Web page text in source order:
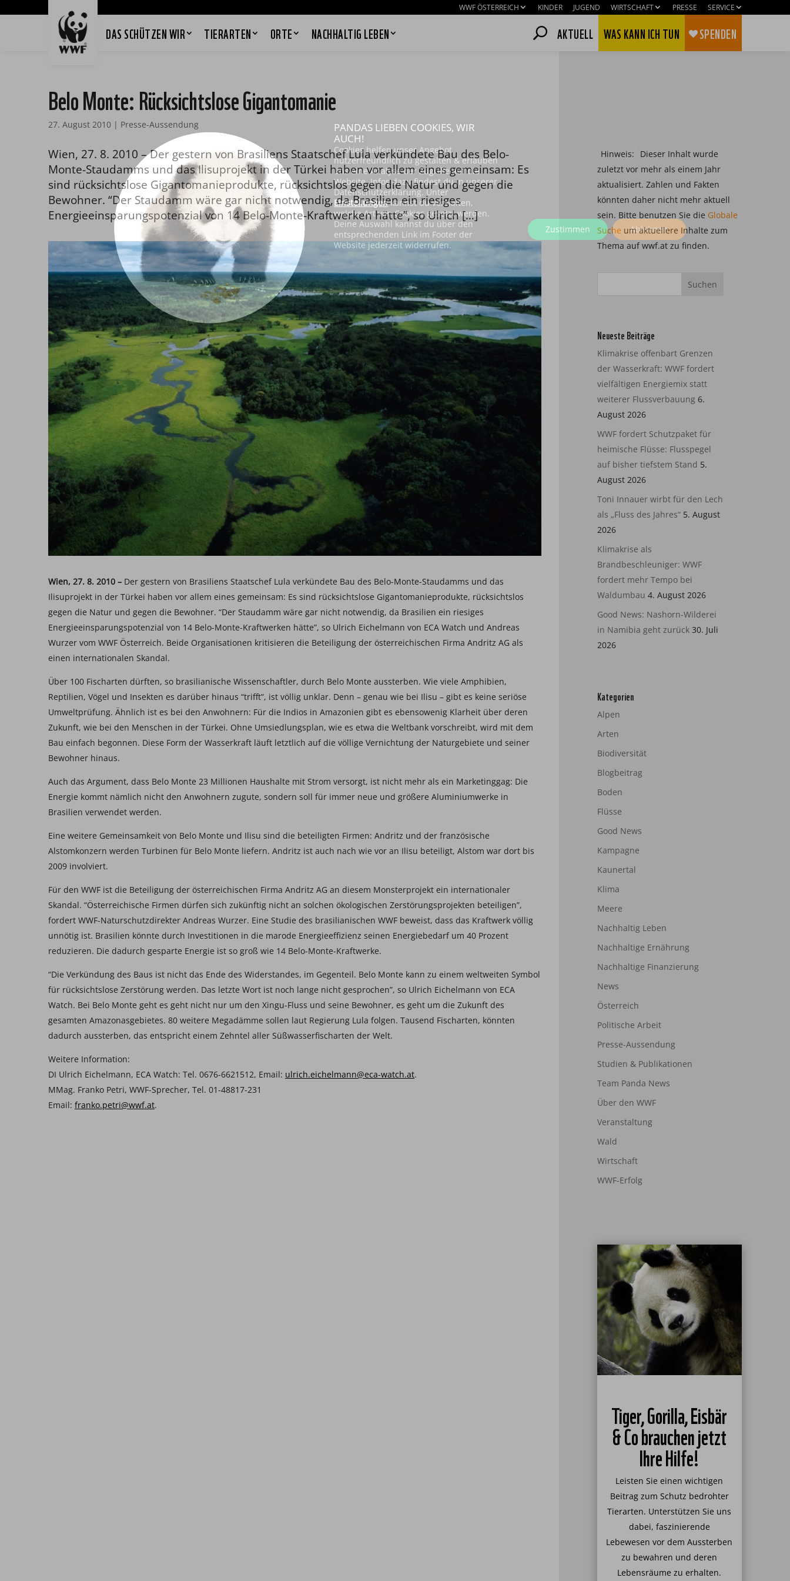
WWF ÖSTERREICH KINDER JUGEND WIRTSCHAFT PRESSE SERVICE
DAS SCHÜTZEN WIR TIERARTEN ORTE NACHHALTIG LEBEN AKTUELL WAS KANN ICH TUN SPENDEN
Belo Monte: Rücksichtslose Gigantomanie
27. August 2010 | Presse-Aussendung
Wien, 27. 8. 2010 – Der gestern von Brasiliens Staatschef Lula verkündete Bau des Belo-
Monte-Staudamms und das Ilisuprojekt in der Türkei haben vor allem eines gemeinsam: Es
sind rücksichtslose Gigantomanieprodukte, rücksichtslos gegen die Natur und gegen die
Bewohner. “Der Staudamm wäre gar nicht notwendig, da Brasilien ein riesiges
Energieeinsparungspotenzial von 14 Belo-Monte-Kraftwerken hätte”, so Ulrich […]
Wien, 27. 8. 2010 – Der gestern von Brasiliens Staatschef Lula verkündete Bau des Belo-Monte-Staudamms und das
Ilisuprojekt in der Türkei haben vor allem eines gemeinsam: Es sind rücksichtslose Gigantomanieprodukte, rücksichtslos
gegen die Natur und gegen die Bewohner. “Der Staudamm wäre gar nicht notwendig, da Brasilien ein riesiges
Energieeinsparungspotenzial von 14 Belo-Monte-Kraftwerken hätte”, so Ulrich Eichelmann von ECA Watch und Andreas
Wurzer vom WWF Österreich. Beide Organisationen kritisieren die Beteiligung der österreichischen Firma Andritz AG als
einen internationalen Skandal.
Über 100 Fischarten dürften, so brasilianische Wissenschaftler, durch Belo Monte aussterben. Wie viele Amphibien,
Reptilien, Vögel und Insekten es darüber hinaus “trifft”, ist völlig unklar. Denn – genau wie bei Ilisu – gibt es keine seriöse
Umweltprüfung. Ähnlich ist es bei den Anwohnern: Für die Indios in Amazonien gibt es ebensowenig Klarheit über deren
Zukunft, wie bei den Menschen in der Türkei. Ohne Umsiedlungsplan, wie es etwa die Weltbank vorschreibt, wird mit dem
Bau einfach begonnen. Diese Form der Wasserkraft läuft letztlich auf die völlige Vernichtung der Naturgebiete und seiner
Bewohner hinaus.
Auch das Argument, dass Belo Monte 23 Millionen Haushalte mit Strom versorgt, ist nicht mehr als ein Marketinggag: Die
Energie kommt nämlich nicht den Anwohnern zugute, sondern soll für immer neue und größere Aluminiumwerke in
Brasilien verwendet werden.
Eine weitere Gemeinsamkeit von Belo Monte und Ilisu sind die beteiligten Firmen: Andritz und der französische
Alstomkonzern werden Turbinen für Belo Monte liefern. Andritz ist auch nach wie vor an Ilisu beteiligt, Alstom war dort bis
2009 involviert.
Für den WWF ist die Beteiligung der österreichischen Firma Andritz AG an diesem Monsterprojekt ein internationaler
Skandal. “Österreichische Firmen dürfen sich zukünftig nicht an solchen ökologischen Zerstörungsprojekten beteiligen”,
fordert WWF-Naturschutzdirekter Andreas Wurzer. Eine Studie des brasilianischen WWF beweist, dass das Kraftwerk völlig
unnötig ist. Brasilien könnte durch Investitionen in die marode Energieeffizienz seinen Energiebedarf um 40 Prozent
reduzieren. Die dadurch gesparte Energie ist so groß wie 14 Belo-Monte-Kraftwerke.
“Die Verkündung des Baus ist nicht das Ende des Widerstandes, im Gegenteil. Belo Monte kann zu einem weltweiten Symbol
für rücksichtslose Zerstörung werden. Das letzte Wort ist noch lange nicht gesprochen”, so Ulrich Eichelmann von ECA
Watch. Bei Belo Monte geht es geht nicht nur um den Xingu-Fluss und seine Bewohner, es geht um die Zukunft des
gesamten Amazonasgebietes. 80 weitere Megadämme sollen laut Regierung Lula folgen. Tausend Fischarten, könnten
dadurch aussterben, das entspricht einem Zehntel aller Süßwasserfischarten der Welt.
Weitere Information:
DI Ulrich Eichelmann, ECA Watch: Tel. 0676-6621512, Email: ulrich.eichelmann@eca-watch.at.
MMag. Franko Petri, WWF-Sprecher, Tel. 01-48817-231
Email: franko.petri@wwf.at.
Hinweis:
Dieser Inhalt wurde
zuletzt vor mehr als einem Jahr
aktualisiert. Zahlen und Fakten
könnten daher nicht mehr aktuell
sein. Bitte benutzen Sie die Globale
Suche um aktuellere Inhalte zum
Thema auf wwf.at zu finden.
Neueste Beiträge
Klimakrise offenbart Grenzen
der Wasserkraft: WWF fordert
vielfältigen Energiemix statt
weiterer Flussverbauung 6.
August 2026
WWF fordert Schutzpaket für
heimische Flüsse: Flusspegel
auf bisher tiefstem Stand 5.
August 2026
Toni Innauer wirbt für den Lech
als „Fluss des Jahres“ 5. August
2026
Klimakrise als
Brandbeschleuniger: WWF
fordert mehr Tempo bei
Waldumbau 4. August 2026
Good News: Nashorn-Wilderei
in Namibia geht zurück 30. Juli
2026
Kategorien
Alpen
Arten
Biodiversität
Blogbeitrag
Boden
Flüsse
Good News
Kampagne
Kaunertal
Klima
Meere
Nachhaltig Leben
Nachhaltige Ernährung
Nachhaltige Finanzierung
News
Österreich
Politische Arbeit
Presse-Aussendung
Studien & Publikationen
Team Panda News
Über den WWF
Veranstaltung
Wald
Wirtschaft
WWF-Erfolg
Tiger, Gorilla, Eisbär
& Co brauchen jetzt
Ihre Hilfe!
Leisten Sie einen wichtigen
Beitrag zum Schutz bedrohter
Tierarten. Unterstützen Sie uns
dabei, faszinierende
Lebewesen vor dem Aussterben
zu bewahren und deren
Lebensräume zu erhalten.
PANDAS LIEBEN COOKIES, WIR
AUCH!
Cookies helfen unser Angebot
nutzerfreundlich zu gestalten & erlauben
uns eine Analyse der Zugriffe auf die
Website. Infos dazu findest du in unserer
Datenschutzerklärung. Unter
Einstellungen kannst du verwalten,
welche Art von Cookies gesetzt werden.
Deine Auswahl kannst du über den
entsprechenden Link im Footer der
Website jederzeit widerrufen.
Zustimmen Ablehnen